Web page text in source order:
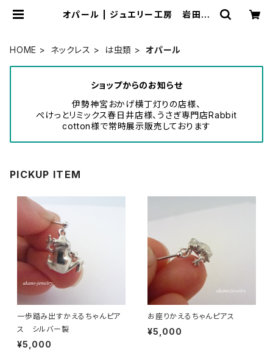
オパール | ジュエリー工房 岩田あ
HOME ネックレス は虫類 オパール
ショップからのお知らせ
伊勢神宮おかげ横丁灯りの店様、
ぺけっとリミックス春日井店様、うさぎ専門店Rabbit
cotton様で常時展示販売しております
PICKUP ITEM
一歩踏み出すかえるちゃんピア
ス シルバー製
¥5,000
お座りかえるちゃんピアス
¥5,000